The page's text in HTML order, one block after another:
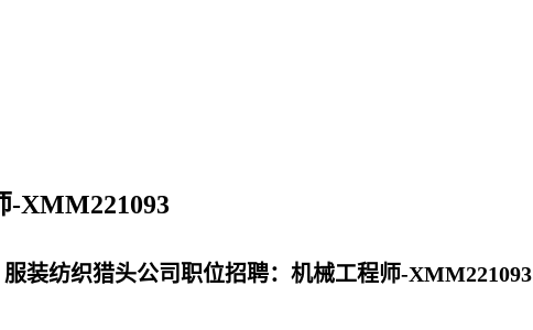
-XMM221093
服装纺织猎头公司职位招聘：机械工程师-XMM221093